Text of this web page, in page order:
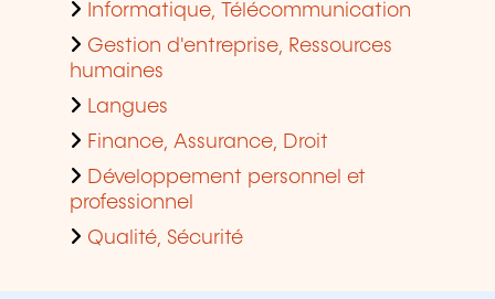
Informatique, Télécommunication
Gestion d'entreprise, Ressources
humaines
Langues
Finance, Assurance, Droit
Développement personnel et
professionnel
Qualité, Sécurité